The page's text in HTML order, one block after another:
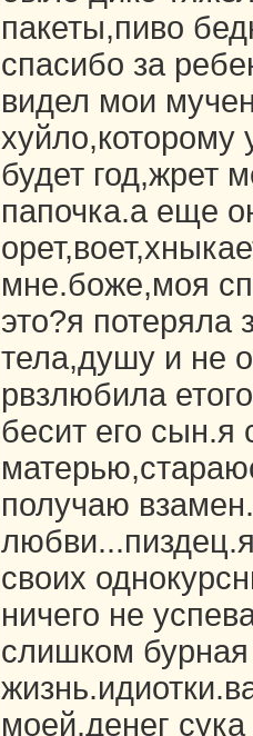
пакеты,пиво
спасибо за
видел мои
хуйло,которому
будет год,жрет
папочка.а еще
мне.боже,моя
это?я потеряла
тела,душу и не
рвзлюбила
бесит его
получаю
своих
ничего не
слишком
моей.денег сука